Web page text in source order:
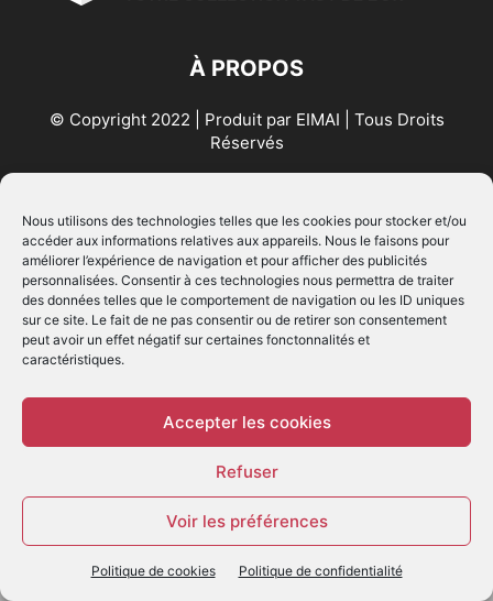
Nous utilisons des technologies telles que les cookies pour stocker et/ou
accéder aux informations relatives aux appareils. Nous le faisons pour
améliorer l’expérience de navigation et pour afficher des publicités
personnalisées. Consentir à ces technologies nous permettra de traiter
des données telles que le comportement de navigation ou les ID uniques
sur ce site. Le fait de ne pas consentir ou de retirer son consentement
peut avoir un effet négatif sur certaines fonctonnalités et
caractéristiques.
Accepter les cookies
Refuser
Voir les préférences
Politique de cookies Politique de confidentialité
À PROPOS
© Copyright 2022 | Produit par EIMAI | Tous Droits
Réservés
SUIVEZ NOUS